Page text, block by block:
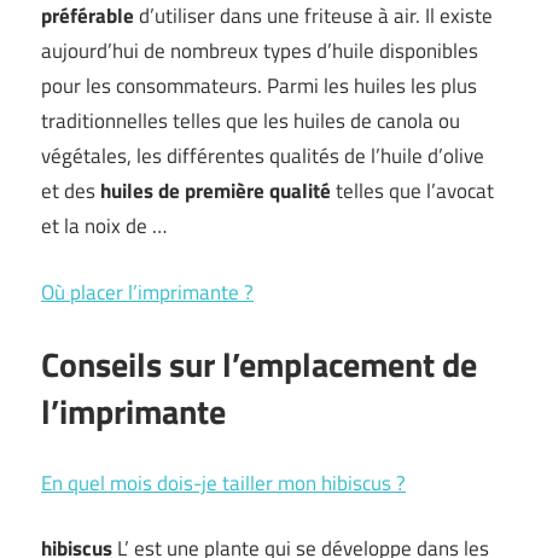
préférabled’utiliser dans une friteuse à air. Il existe
aujourd’hui de nombreux types d’huile disponibles
pour les consommateurs. Parmi les huiles les plus
traditionnelles telles que les huiles de canola ou
végétales, les différentes qualités de l’huile d’olive
et deshuiles de première qualitételles que l’avocat
et la noix de …
Où placer l’imprimante ?
Conseils sur l’emplacement de
l’imprimante
En quel mois dois-je tailler mon hibiscus ?
hibiscusL’ est une plante qui se développe dans les